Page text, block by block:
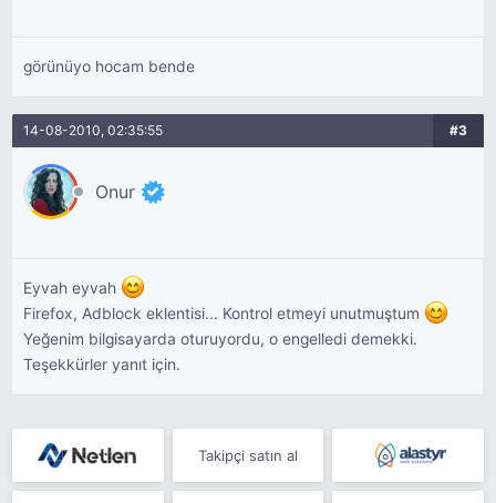
görünüyo hocam bende
14-08-2010, 02:35:55 #3
Onur
Eyvah eyvah
Firefox, Adblock eklentisi... Kontrol etmeyi unutmuştum
Yeğenim bilgisayarda oturuyordu, o engelledi demekki.
Teşekkürler yanıt için.
Takipçi satın al